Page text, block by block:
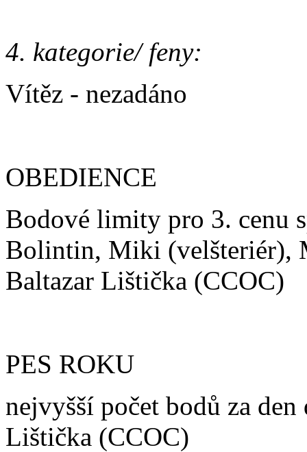
4. kategorie/ feny:
Vítěz - nezadáno
OBEDIENCE
Bodové limity pro 3.
Bolintin, Miki (velšteriér),
Baltazar Lištička (CCOC)
PES ROKU
nejvyšší počet bodů za
Lištička (CCOC)